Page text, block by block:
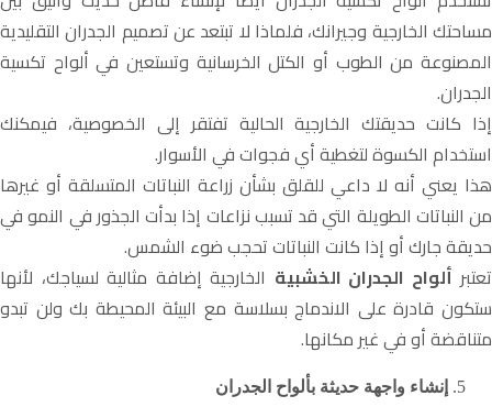
مساحتك الخارجية وجيرانك، فلماذا لا تبتعد عن تصميم الجدران التقليدية
المصنوعة من الطوب أو الكتل الخرسانية وتستعين في ألواح تكسية
الجدران.
إذا كانت حديقتك الخارجية الحالية تفتقر إلى الخصوصية، فيمكنك
استخدام الكسوة لتغطية أي فجوات في الأسوار.
هذا يعني أنه لا داعي للقلق بشأن زراعة النباتات المتسلقة أو غيرها
من النباتات الطويلة التي قد تسبب نزاعات إذا بدأت الجذور في النمو في
حديقة جارك أو إذا كانت النباتات تحجب ضوء الشمس.
تعتبر ألواح الجدران الخشبية الخارجية إضافة مثالية لسياجك، لأنها
ستكون قادرة على الاندماج بسلاسة مع البيئة المحيطة بك ولن تبدو
متناقضة أو في غير مكانها.
إنشاء واجهة حديثة بألواح الجدران